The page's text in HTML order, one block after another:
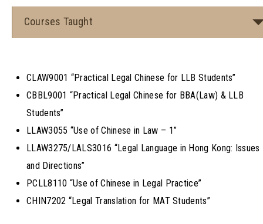
Courses Taught
CLAW9001 “Practical Legal Chinese for LLB Students”
CBBL9001 “Practical Legal Chinese for BBA(Law) & LLB
Students”
LLAW3055 “Use of Chinese in Law – 1”
LLAW3275/LALS3016 “Legal Language in Hong Kong: Issues
and Directions”
PCLL8110 “Use of Chinese in Legal Practice”
CHIN7202 “Legal Translation for MAT Students”